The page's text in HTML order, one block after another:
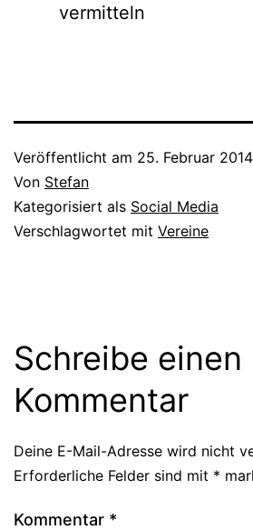
vermitteln
Veröffentlicht am 25. Februar 2014
Von Stefan
Kategorisiert als Social Media
Verschlagwortet mit Vereine
Schreibe einen
Kommentar
Deine E-Mail-Adresse wird nicht
Erforderliche Felder sind mit *
Kommentar *